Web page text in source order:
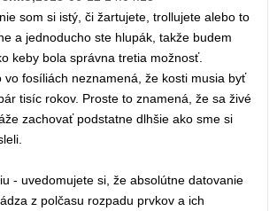
som si istý, či žartujete, trollujete alebo to
a jednoducho ste hlupák, takže budem
keby bola správna tretia možnosť.
vo fosíliách neznamená, že kosti musia byť
tisíc rokov. Proste to znamená, že sa živé
zachovať podstatne dlhšie ako sme si
- uvedomujete si, že absolútne datovanie
z polčasu rozpadu prvkov a ich